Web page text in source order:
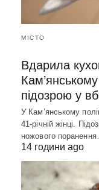
МІСТО
Вдарила
підозрою у
У Кам’янському
41-річній жінці.
ножового
14 години ago